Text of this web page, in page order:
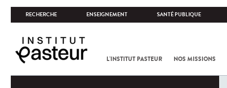
RECHERCHE ENSEIGNEMENT SANTÉ PUBLIQUE
L'INSTITUT PASTEUR NOS MISSIONS